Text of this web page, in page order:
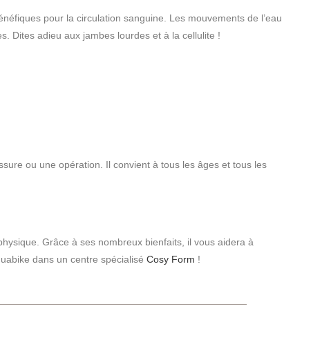
pour la circulation sanguine. Les mouvements de l’eau
Dites adieu aux jambes lourdes et à la cellulite !
ou une opération. Il convient à tous les âges et tous les
Grâce à ses nombreux bienfaits, il vous aidera à
dans un centre spécialisé Cosy Form !